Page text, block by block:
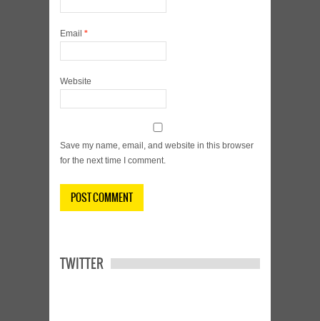
Email *
Website
Save my name, email, and website in this browser
for the next time I comment.
TWITTER